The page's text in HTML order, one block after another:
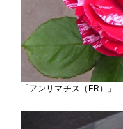
「アンリマチス（FR）」